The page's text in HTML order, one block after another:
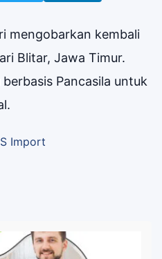
mengobarkan kembali
Blitar, Jawa Timur.
Pancasila untuk
Import